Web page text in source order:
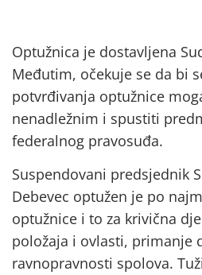
Optužnica je dostavljena
Međutim, očekuje se da bi
potvrđivanja optužnice
nenadležnim i spustiti
federalnog pravosuđa.
Suspendovani predsjednik
Debevec optužen je po
optužnice i to za krivična
položaja i ovlasti, primanje
ravnopravnosti spolova.